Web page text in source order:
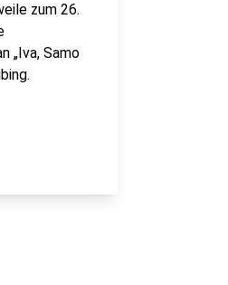
zum 26.
„Iva, Samo